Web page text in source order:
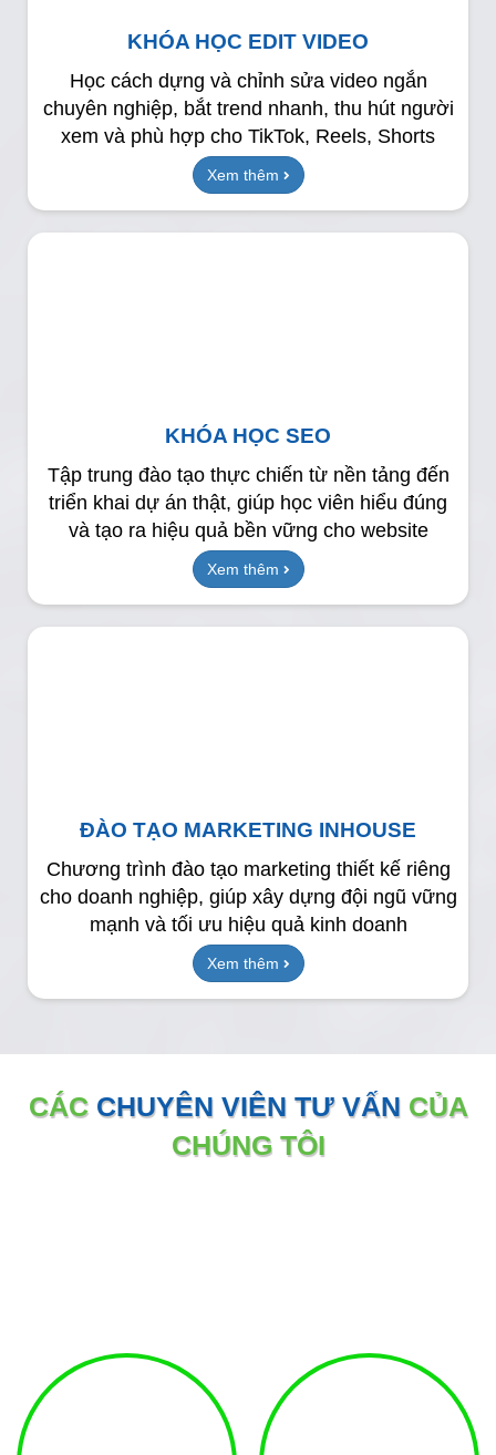
KHÓA HỌC EDIT VIDEO
Học cách dựng và chỉnh sửa video ngắn
chuyên nghiệp, bắt trend nhanh, thu hút người
xem và phù hợp cho TikTok, Reels, Shorts
Xem thêm
KHÓA HỌC SEO
Tập trung đào tạo thực chiến từ nền tảng đến
triển khai dự án thật, giúp học viên hiểu đúng
và tạo ra hiệu quả bền vững cho website
Xem thêm
ĐÀO TẠO MARKETING INHOUSE
Chương trình đào tạo marketing thiết kế riêng
cho doanh nghiệp, giúp xây dựng đội ngũ vững
mạnh và tối ưu hiệu quả kinh doanh
Xem thêm
CÁC CHUYÊN VIÊN TƯ VẤN CỦA
CHÚNG TÔI